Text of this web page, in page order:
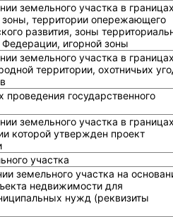
земельного участка в
территории опережающего
развития, зоны
Федерации, игорной зоны
земельного участка в
территории, охотничьих
проведения государственного
земельного участка в
которой утвержден проект
участка
земельного участка на
недвижимости для
нужд (реквизиты